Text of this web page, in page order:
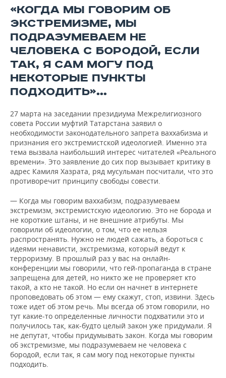
«КОГДА МЫ ГОВОРИМ ОБ
ЭКСТРЕМИЗМЕ, МЫ
ПОДРАЗУМЕВАЕМ НЕ
ЧЕЛОВЕКА С БОРОДОЙ, ЕСЛИ
ТАК, Я САМ МОГУ ПОД
НЕКОТОРЫЕ ПУНКТЫ
ПОДХОДИТЬ»…
27 марта на заседании президиума Межрелигиозного
совета России муфтий Татарстана заявил о
необходимости законодательного запрета ваххабизма и
признания его экстремистской идеологией. Именно эта
тема вызвала наибольший интерес читателей «Реального
времени». Это заявление до сих пор вызывает критику в
адрес Камиля Хазрата, ряд мусульман посчитали, что это
противоречит принципу свободы совести.
— Когда мы говорим ваххабизм, подразумеваем
экстремизм, экстремистскую идеологию. Это не борода и
не короткие штаны, и не внешние атрибуты. Мы
говорили об идеологии, о том, что ее нельзя
распространять. Нужно не людей сажать, а бороться с
идеями ненависти, экстремизма, который ведут к
терроризму. В прошлый раз у вас на онлайн-
конференции мы говорили, что гей-пропаганда в стране
запрещена для детей, но никто же не проверяет кто
такой, а кто не такой. Но если он начнет в интернете
проповедовать об этом — ему скажут, стоп, извини. Здесь
тоже идет об этом речь. Мы всегда об этом говорили, но
тут какие-то определенные личности подхватили это и
получилось так, как-будто целый закон уже придумали. Я
не депутат, чтобы придумывать закон. Когда мы говорим
об экстремизме, мы подразумеваем не человека с
бородой, если так, я сам могу под некоторые пункты
подходить.